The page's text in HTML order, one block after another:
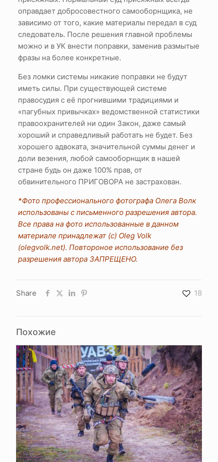
оправдает добросовестного самооборнщика, не
зависимо от того, какие материалы передал в суд
следователь. После решения главной проблемы
можно и в УК внести поправки, заменив размытые
фразы на более конкретные.
Без ломки системы никакие поправки не будут
иметь силы. При существующей системе
правосудия с её прогнившими традициями и
«пагубных привычках» ведомственной статистики
правоохранителей ни один Закон, даже самый
хороший и справедливый работать не будет. Без
хорошего адвоката, значительной суммы денег и
доли везения, любой самооборнщик в нашей
стране будь он даже 100% прав, от
обвинительного ПРИГОВОРА не застрахован.
*Фото профессионального фотографа Олега Волк
использованы с письменного разрешения автора.
Все права на фото использованные в данном
материале принадлежат (c) Oleg Volk
(olegvolk.net). Повтороное использование без
разрешения автора ЗАПРЕЩЕНО.
Share 18
Похожие